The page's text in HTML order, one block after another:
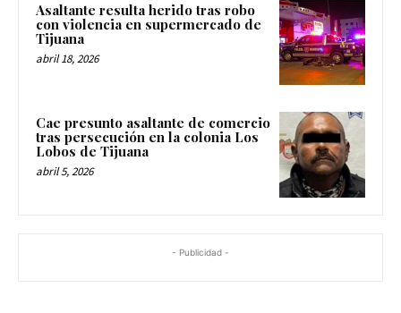
Asaltante resulta herido tras robo
con violencia en supermercado de
Tijuana
abril 18, 2026
Cae presunto asaltante de comercio
tras persecución en la colonia Los
Lobos de Tijuana
abril 5, 2026
- Publicidad -